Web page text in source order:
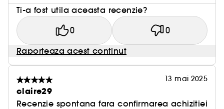
Ti-a fost utila aceasta recenzie?
0 0
Raporteaza acest continut
13 mai 2025
claire29
Recenzie spontana fara confirmarea achizitiei